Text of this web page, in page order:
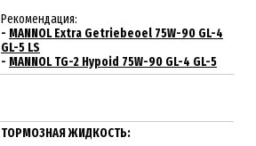
Рекомендация:
- MANNOL Extra Getriebeoel 75W-90 GL-4
GL-5 LS
- MANNOL TG-2 Hypoid 75W-90 GL-4 GL-5
ТОРМОЗНАЯ ЖИДКОСТЬ: